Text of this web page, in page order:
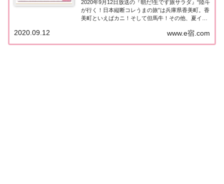
2020年9月12日放送の『朝だ!生です旅サラダ』“陸斗
が行く！日本縦断コレうまの旅”は兵庫県香美町。香
美町といえばカニ！そして但馬牛！その他、夏イチ
レうまの旅「兵庫・香美町」「陸斗が行く！日本縦
www.e宿.com
2020.09.12